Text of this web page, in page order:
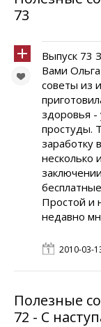
73
Выпуск 73
Вами
советы из
здоровья -
простуды.
заработку
несколько
Простой и
недавно
2010-03-
Полезные
72 - С